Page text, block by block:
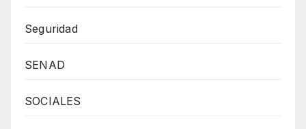
Seguridad
SENAD
SOCIALES